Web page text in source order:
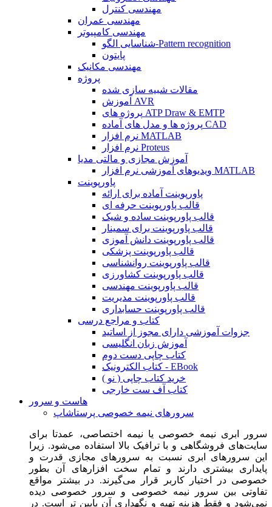
مهندسی کنترل
مهندسی عمران
مهندسی کامپیوتر
شناسایی الگو-Pattern recognition
پایتون
مهندسی مکانیک
پروژه
مقالات شبیه سازی شده
آموزش AVR
پروژه های ATP Draw & EMTP
پروژه ها و مدل های آماده CAD
نرم افزار MATLAB
نرم افزار Proteus
آموزش مجازی و مالتی مدیا
ویدیوهای آموزشی نرم افزار MATLAB
پاورپوینت
پاورپوینت آماده برای ارائه
قالب پاورپوینت حرفه ای
قالب پاورپوینت ساده و شیک
قالب پاورپوینت برای سمینار
قالب پاورپوینت دانش آموزی
قالب پاورپوینت پزشکی
قالب پاورپوینت روانشناسی
قالب پاورپوینت کشاورزی
قالب پاورپوینت مهندسی
قالب پاورپوینت مدیریت
قالب پاورپوینت حسابداری
کتاب و مراجع درسی
جزوات آموزشی دارای مجوز از اساتید
آموزش زبان انگلیسی
کتاب چاپی دست دوم
کتاب الکترونیک - EBook
خرید کتاب چاپی ( نو )
کتاب آف ست خارجی
هاست و سرور
سرورهای نیمه خصوصی پرستاشاپ
سرور ابری نیمه خصوصی یا نیمه اختصاصی، عمدتا برای
سایت‌های فروشگاهی و با ترافیک بالا استفاده می‌شود. زیرا
این سرورهای ابری نسبت به سرورهای مجازی قدرت و
پایداری بیشتری دارند و تمام سخت افزارهای آن بطور
خصوصی در اختیار کاربر قرار می‌گیرند. در بیشتر مواقع
تفاوتی بین سرور نیمه خصوصی و سرور خصوصی دیده
نمی‌شود و فقط هزینه تهیه و نگهداری آن پایین تر است. در